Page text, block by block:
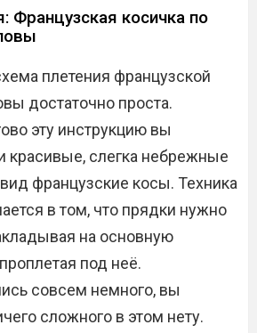
Французская косичка по
плетения французской
достаточно проста.
эту инструкцию вы
красивые, слегка небрежные
французские косы. Техника
в том, что прядки нужно
на основную
под неё.
совсем немного, вы
сложного в этом нету.